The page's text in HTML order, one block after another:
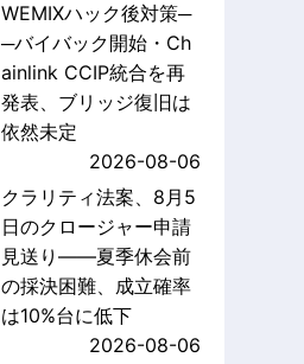
WEMIXハック後対策─
─バイバック開始・Ch
ainlink CCIP統合を再
発表、ブリッジ復旧は
依然未定
2026-08-06
クラリティ法案、8月5
日のクロージャー申請
見送り——夏季休会前
の採決困難、成立確率
は10%台に低下
2026-08-06